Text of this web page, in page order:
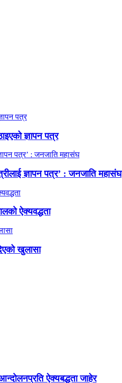
ज्ञापन पत्र
ज्ञापन पत्र’ : जनजाति महासंघ
ऐक्यवद्धता
खुलासा
ऐक्यबद्धता जाहेर